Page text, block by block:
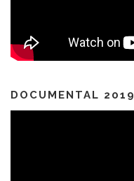
DOCUMENTAL 2019